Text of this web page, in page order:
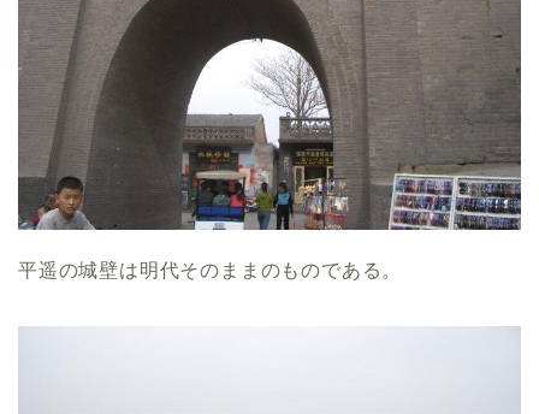
平遥の城壁は明代そのままのものである。